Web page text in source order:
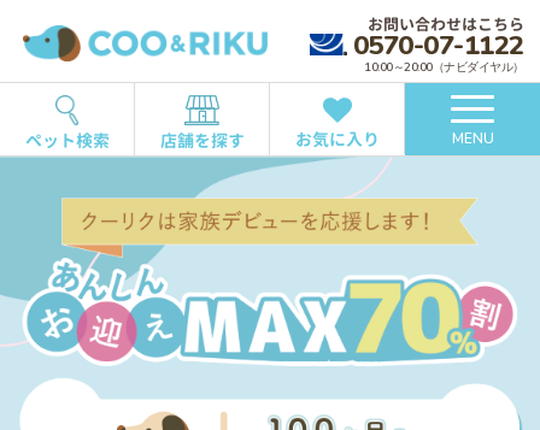
お問い合わせはこちら
0570-07-1122
10:00～20:00（ナビダイヤル）
ペット検索 店舗を探す お気に入り MENU